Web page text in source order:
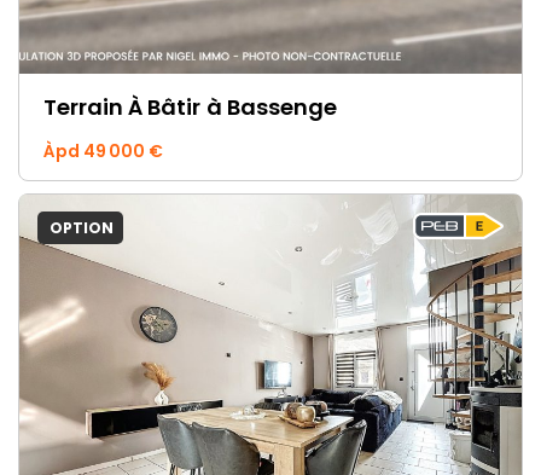
Terrain À Bâtir à Bassenge
Àpd 49 000 €
OPTION